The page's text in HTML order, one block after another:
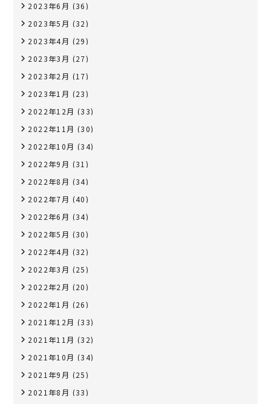
2023年6月 (36)
2023年5月 (32)
2023年4月 (29)
2023年3月 (27)
2023年2月 (17)
2023年1月 (23)
2022年12月 (33)
2022年11月 (30)
2022年10月 (34)
2022年9月 (31)
2022年8月 (34)
2022年7月 (40)
2022年6月 (34)
2022年5月 (30)
2022年4月 (32)
2022年3月 (25)
2022年2月 (20)
2022年1月 (26)
2021年12月 (33)
2021年11月 (32)
2021年10月 (34)
2021年9月 (25)
2021年8月 (33)